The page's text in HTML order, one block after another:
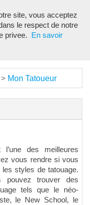
> Mon Tatoueur
des meilleures
vous rendre si vous
styles de tatouage.
pouvez trouver des
tels que le néo-
le New School, le
site, vous acceptez
le respect de notre
privee.
En savoir